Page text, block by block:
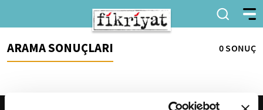
ARAMA SONUÇLARI 0 SONUÇ